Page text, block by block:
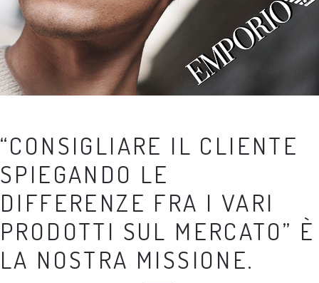
“CONSIGLIARE IL CLIENTE
SPIEGANDO LE
DIFFERENZE FRA I VARI
PRODOTTI SUL MERCATO” È
LA NOSTRA MISSIONE.